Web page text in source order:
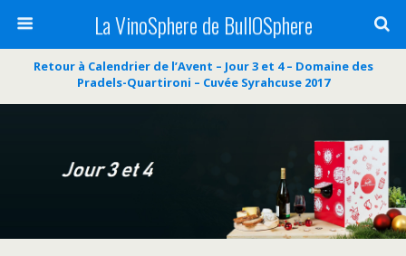
La VinoSphere de BullOSphere
Retour à Calendrier de l’Avent – Jour 3 et 4 – Domaine des
Pradels-Quartironi – Cuvée Syrahcuse 2017